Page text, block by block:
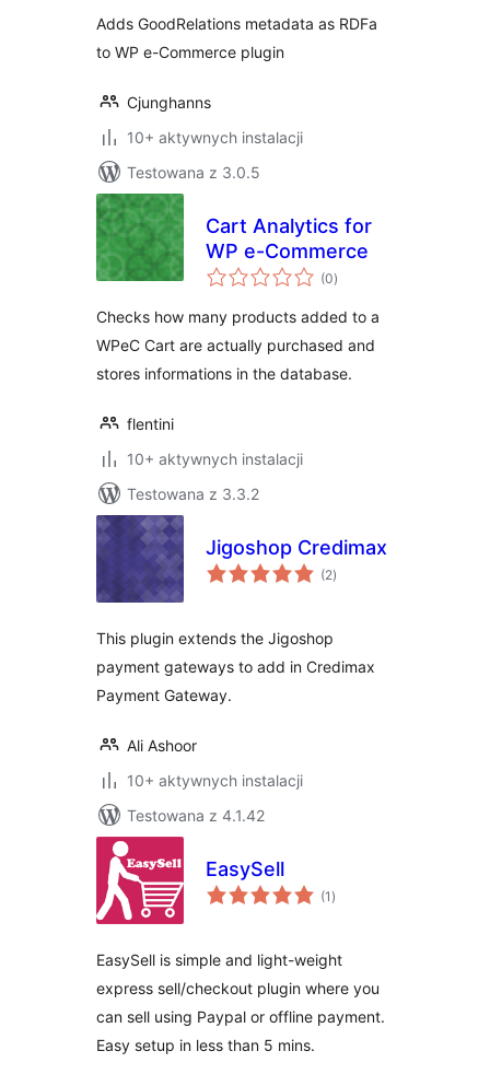
Adds GoodRelations metadata as RDFa
to WP e-Commerce plugin
Cjunghanns
10+ aktywnych instalacji
Testowana z 3.0.5
Cart Analytics for
WP e-Commerce
(0wszystkich
ocen
)
Checks how many products added to a
WPeC Cart are actually purchased and
stores informations in the database.
flentini
10+ aktywnych instalacji
Testowana z 3.3.2
Jigoshop Credimax
(2wszystkich
ocen
)
This plugin extends the Jigoshop
payment gateways to add in Credimax
Payment Gateway.
Ali Ashoor
10+ aktywnych instalacji
Testowana z 4.1.42
EasySell
(1 wszystkich
ocen
)
EasySell is simple and light-weight
express sell/checkout plugin where you
can sell using Paypal or offline payment.
Easy setup in less than 5 mins.